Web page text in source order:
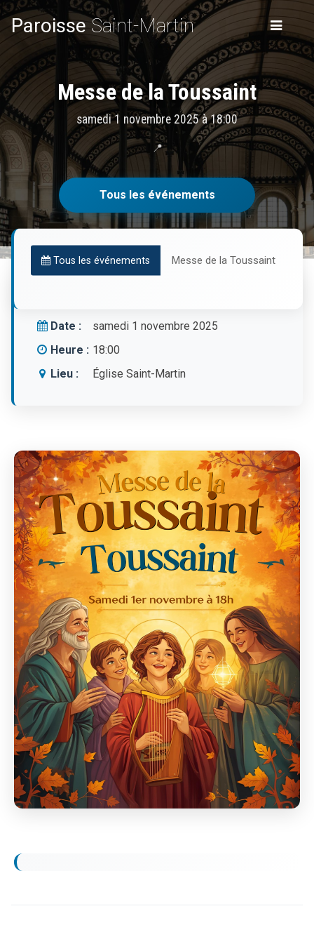
ParoisseSaint-Martin
Messe de la Toussaint
samedi 1 novembre 2025 à 18:00
📍
Tous les événements
Tous les événements Messe de la Toussaint
Date :
samedi 1 novembre 2025
Heure : 18:00
Lieu :
Église Saint-Martin